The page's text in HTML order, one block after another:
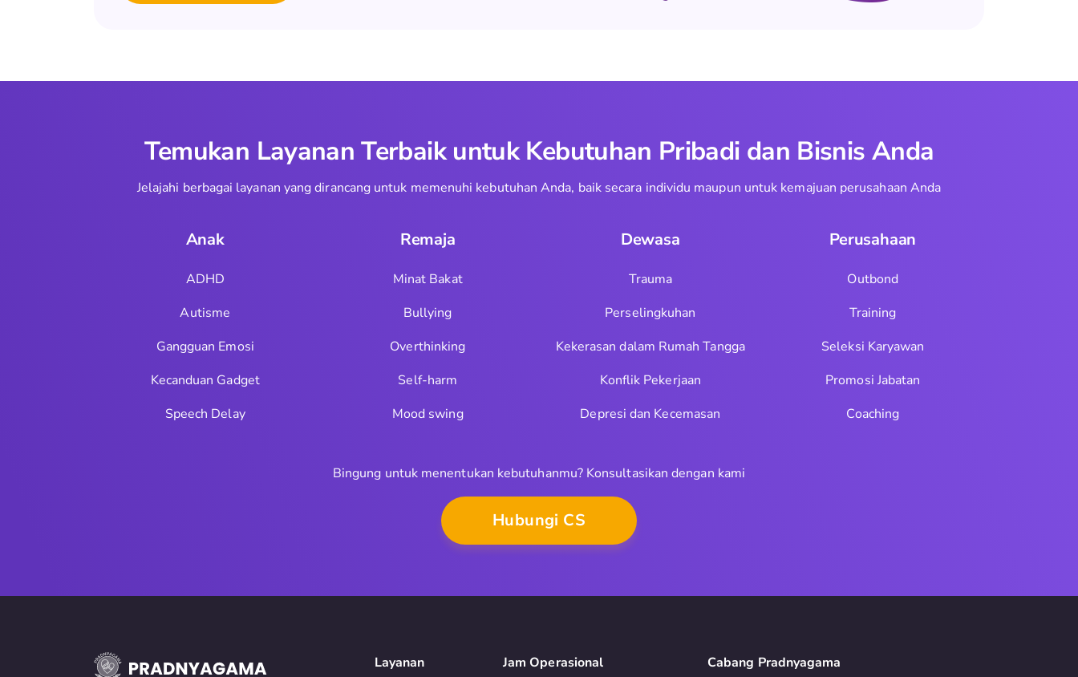
Temukan Layanan Terbaik untuk Kebutuhan Pribadi dan Bisnis Anda
Jelajahi berbagai layanan yang dirancang untuk memenuhi kebutuhan Anda, baik secara individu maupun untuk kemajuan perusahaan Anda
Anak
ADHD
Autisme
Gangguan Emosi
Kecanduan Gadget
Speech Delay
Remaja
Minat Bakat
Bullying
Overthinking
Self-harm
Mood swing
Dewasa
Trauma
Perselingkuhan
Kekerasan dalam Rumah Tangga
Konflik Pekerjaan
Depresi dan Kecemasan
Perusahaan
Outbond
Training
Seleksi Karyawan
Promosi Jabatan
Coaching
Bingung untuk menentukan kebutuhanmu? Konsultasikan dengan kami
Hubungi CS
Layanan Jam Operasional Cabang Pradnyagama